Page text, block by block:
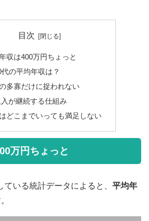
目次
収は400万円ちょっと
代の平均年収は？
多寡だけに捉われない
入が継続する仕組み
どこまでいっても満足しない
万円ちょっと
ている統計データによると、 平均年